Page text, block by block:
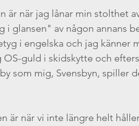
är när jag lånar min stolthet
i glansen" av någon annans
i engelska och jag känner
OS-guld i skidskytte och
som mig, Svensbyn, spiller
är när vi inte längre helt